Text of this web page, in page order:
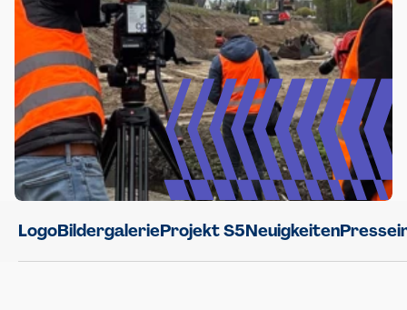
LogoBildergalerieProjekt S5Neuigkeiten